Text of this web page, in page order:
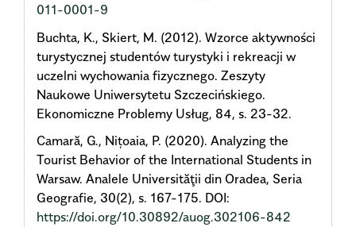
011-0001-9
Buchta, K., Skiert, M. (2012). Wzorce aktywności
turystycznej studentów turystyki i rekreacji w
uczelni wychowania fizycznego. Zeszyty
Naukowe Uniwersytetu Szczecińskiego.
Ekonomiczne Problemy Usług, 84, s. 23-32.
Camară, G., Nițoaia, P. (2020). Analyzing the
Tourist Behavior of the International Students in
Warsaw. Analele Universităţii din Oradea, Seria
Geografie, 30(2), s. 167-175. DOI:
https://doi.org/10.30892/auog.302106-842